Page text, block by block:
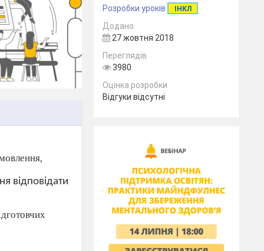
лення,
відповідати
Розробки уроків
ІНКЛ
Додано
27 жовтня 2018
Переглядів
3980
Оцінка розробки
Відгуки відсутні